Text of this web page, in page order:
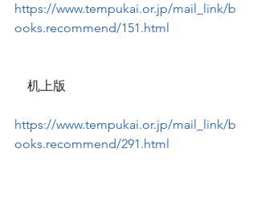
https://www.tempukai.or.jp/mail_link/b
ooks.recommend/151.html
机上版
https://www.tempukai.or.jp/mail_link/b
ooks.recommend/291.html